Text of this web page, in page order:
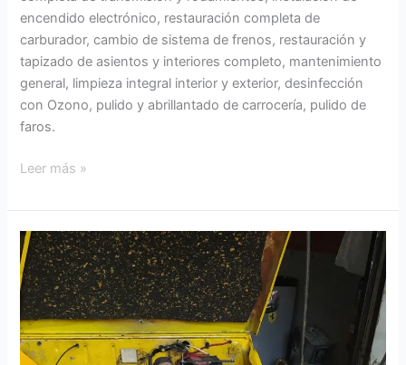
encendido electrónico, restauración completa de
carburador, cambio de sistema de frenos, restauración y
tapizado de asientos y interiores completo, mantenimiento
general, limpieza integral interior y exterior, desinfección
con Ozono, pulido y abrillantado de carrocería, pulido de
faros.
Leer más »
Citroën
2
Cv
Prototipo